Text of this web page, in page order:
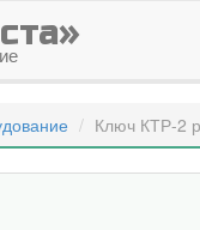
Ключ КТР-2